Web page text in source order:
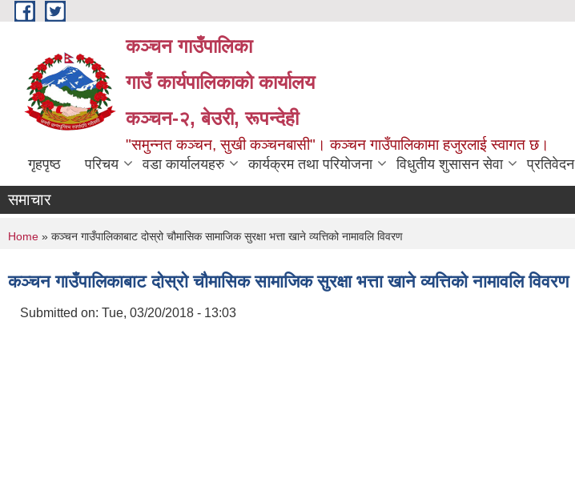
Skip to main content
कञ्चन गाउँपालिका
गाउँ कार्यपालिकाको कार्यालय
कञ्‍चन-२, बेउरी, रूपन्देही
"समुन्‍नत कञ्‍चन, सुखी कञ्‍चनबासी"। कञ्चन गाउँपालिकामा हजुरलाई स्वागत छ।
गृहपृष्ठ परिचय वडा कार्यालयहरु कार्यक्रम तथा परियोजना विधुतीय शुसासन सेवा प्रतिवेदन
समाचार
You are here
Home » कञ्चन गाउँपालिकाबाट दोस्रो चौमासिक सामाजिक सुरक्षा भत्ता खाने व्यत्तिको नामावलि विवरण
कञ्चन गाउँपालिकाबाट दोस्रो चौमासिक सामाजिक सुरक्षा भत्ता खाने व्यत्तिको नामावलि विवरण
Submitted on: Tue, 03/20/2018 - 13:03